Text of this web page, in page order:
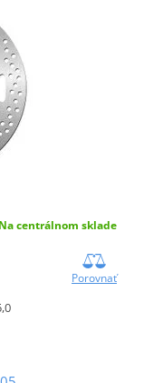
Na centrálnom sklade
Porovnať